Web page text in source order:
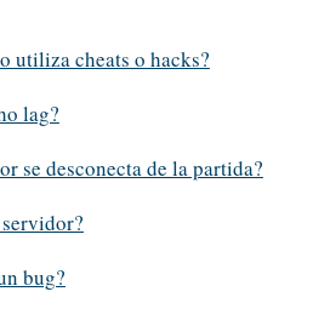
utiliza cheats o hacks?
lag?
se desconecta de la partida?
bug?